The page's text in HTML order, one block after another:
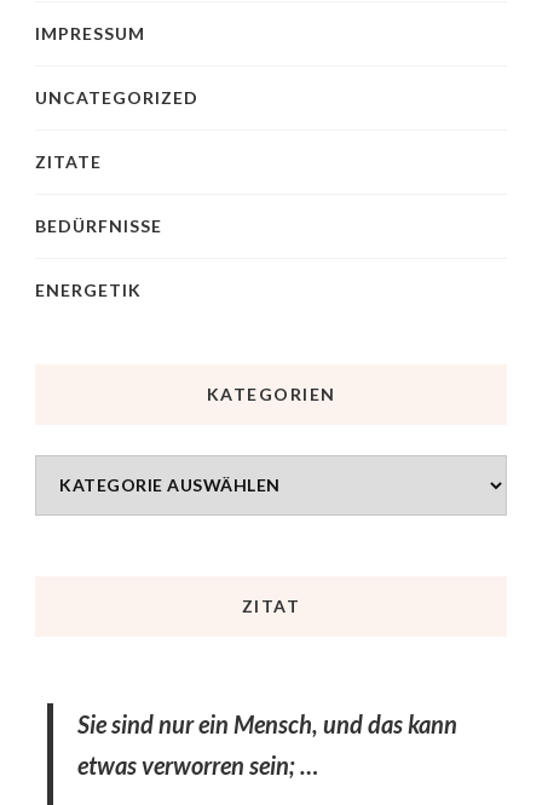
IMPRESSUM
UNCATEGORIZED
ZITATE
BEDÜRFNISSE
ENERGETIK
KATEGORIEN
ZITAT
Sie sind nur ein Mensch, und das kann
etwas verworren sein; …